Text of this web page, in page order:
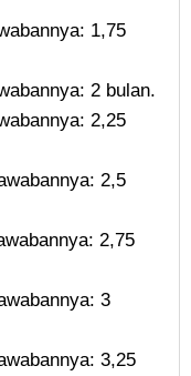
1,75
2 bulan.
2,25
2,5
2,75
3
3,25